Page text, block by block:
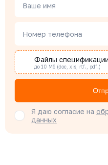
Ваше имя
Номер телефона
Файлы спецификации
до 10 Мб (doc, xis, rtf., pdf.)
Я даю согласие на
данных